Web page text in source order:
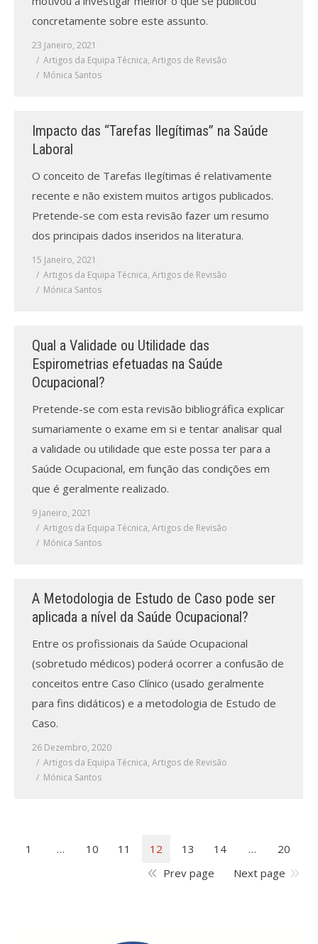
concretamente sobre este assunto.
23 Janeiro, 2021
Artigos da Equipa Técnica, Artigos de Revisão
Mónica Santos
Impacto das “Tarefas Ilegítimas” na Saúde
Laboral
O conceito de Tarefas Ilegítimas é relativamente
recente e não existem muitos artigos publicados.
Pretende-se com esta revisão fazer um resumo
dos principais dados inseridos na literatura.
15 Janeiro, 2021
Artigos da Equipa Técnica, Artigos de Revisão
Mónica Santos
Qual a Validade ou Utilidade das
Espirometrias efetuadas na Saúde
Ocupacional?
Pretende-se com esta revisão bibliográfica explicar
sumariamente o exame em si e tentar analisar qual
a validade ou utilidade que este possa ter para a
Saúde Ocupacional, em função das condições em
que é geralmente realizado.
9 Janeiro, 2021
Artigos da Equipa Técnica, Artigos de Revisão
Mónica Santos
A Metodologia de Estudo de Caso pode ser
aplicada a nível da Saúde Ocupacional?
Entre os profissionais da Saúde Ocupacional
(sobretudo médicos) poderá ocorrer a confusão de
conceitos entre Caso Clínico (usado geralmente
para fins didáticos) e a metodologia de Estudo de
Caso.
26 Dezembro, 2020
Artigos da Equipa Técnica, Artigos de Revisão
Mónica Santos
1 … 10 11 12 13 14 …
20
Prev page
Next page